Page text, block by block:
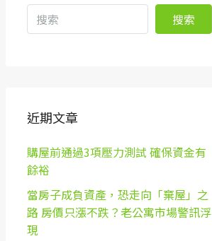
搜索
近期文章
購屋前通過3項壓力測試 確保資金有
餘裕
當房子成負資產，恐走向「棄屋」之
路 房價只漲不跌？老公寓市場警訊浮
現